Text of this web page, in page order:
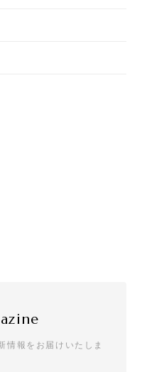
情報をお届けいたしま